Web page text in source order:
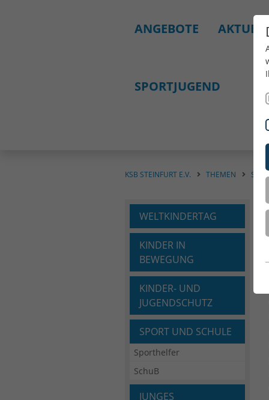
ANGEBOTE
SPORTJUGEND
KSB STEINFURT E.V. THEMEN
WELTKINDERTAG
KINDER IN
BEWEGUNG
KINDER- UND
JUGENDSCHUTZ
SPORT UND SCHULE
Sporthelfer
SchuB
JUNGES